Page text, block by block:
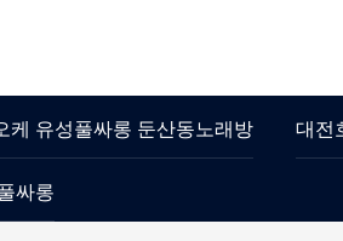
케 유성풀싸롱 둔산동노래방 대전
싸롱